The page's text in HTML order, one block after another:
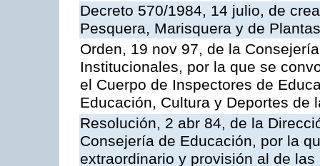
Decreto 570/1984, 14 julio, de
Pesquera, Marisquera y de
Orden, 19 nov 97, de la
Institucionales, por la que se
el Cuerpo de Inspectores de
Educación, Cultura y Deportes de
Resolución, 2 abr 84, de la
Consejería de Educación, por la
extraordinario y provisión al de